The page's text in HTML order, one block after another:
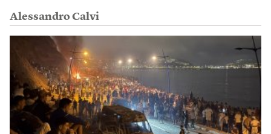
Alessandro Calvi